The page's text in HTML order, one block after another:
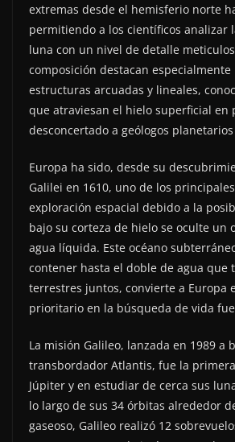
extremas desde el hemisferio norte
permitiendo a los científicos analizar
luna con un nivel de detalle
composición destacan especialmente
estructuras arcuadas y lineales,
que atraviesan el hielo superficial en
desconcertado a geólogos
Europa ha sido, desde su
Galilei en 1610, uno de los
exploración espacial debido a la
bajo su corteza de hielo se oculte un
agua líquida. Este océano
contener hasta el doble de agua que
terrestres juntos, convierte a Europa
prioritario en la búsqueda de vida
La misión Galileo, lanzada en 1989 a
transbordador Atlantis, fue la
Júpiter y en estudiar de cerca sus
lo largo de sus 34 órbitas alrededor
gaseoso, Galileo realizó 12